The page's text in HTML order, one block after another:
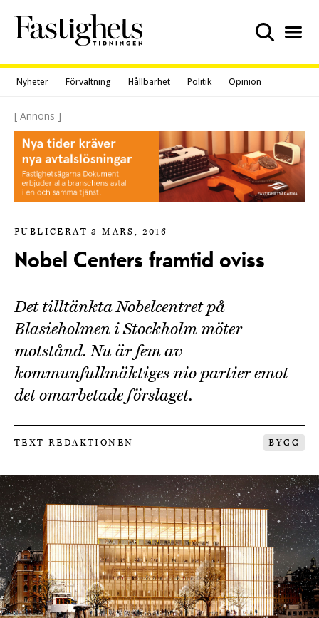
content
Nyheter Förvaltning Hållbarhet Politik Opinion
[ Annons ]
PUBLICERAT 3 MARS, 2016
Nobel Centers framtid oviss
Det tilltänkta Nobelcentret på
Blasieholmen i Stockholm möter
motstånd. Nu är fem av
kommunfullmäktiges nio partier emot
det omarbetade förslaget.
TEXT REDAKTIONEN BYGG